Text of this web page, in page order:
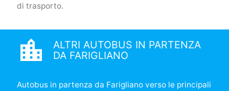
di trasporto.
location_city
ALTRI AUTOBUS IN PARTENZA
DA FARIGLIANO
Autobus in partenza da Farigliano verso le principali